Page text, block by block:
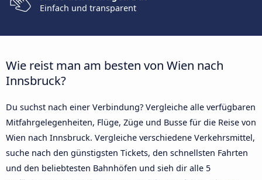
Einfach und transparent
Wie reist man am besten von Wien nach
Innsbruck?
Du suchst nach einer Verbindung? Vergleiche alle verfügbaren
Mitfahrgelegenheiten, Flüge, Züge und Busse für die Reise von
Wien nach Innsbruck. Vergleiche verschiedene Verkehrsmittel,
suche nach den günstigsten Tickets, den schnellsten Fahrten
und den beliebtesten Bahnhöfen und sieh dir alle 5